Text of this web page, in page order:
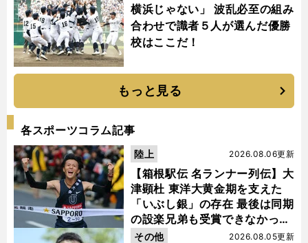
横浜じゃない」 波乱必至の組み
合わせで識者５人が選んだ優勝
校はここだ！
もっと見る
各スポーツコラム記事
【箱根駅伝 名ランナー列伝】大
津顕杜 東洋大黄金期を支えた
「いぶし銀」の存在 最後は同期
の設楽兄弟も受賞できなかった
金栗杯に輝く
2026.08.06更新
陸上
2026.08.05更新
その他